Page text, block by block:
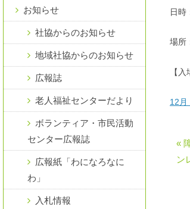
日時
場所
【
12
«
ン
お知らせ
社協からのお知らせ
地域社協からのお知らせ
広報誌
老人福祉センターだより
ボランティア・市民活動
センター広報誌
広報紙「わになろなに
わ」
入札情報